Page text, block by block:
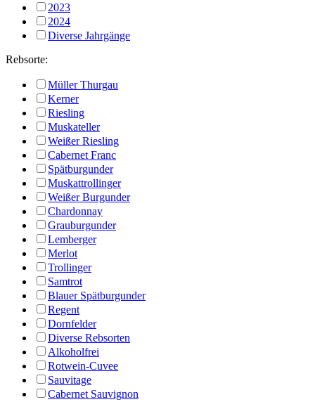
2023
2024
Diverse Jahrgänge
Rebsorte:
Müller Thurgau
Kerner
Riesling
Muskateller
Weißer Riesling
Cabernet Franc
Spätburgunder
Muskattrollinger
Weißer Burgunder
Chardonnay
Grauburgunder
Lemberger
Merlot
Trollinger
Samtrot
Blauer Spätburgunder
Regent
Dornfelder
Diverse Rebsorten
Alkoholfrei
Rotwein-Cuvee
Sauvitage
Cabernet Sauvignon